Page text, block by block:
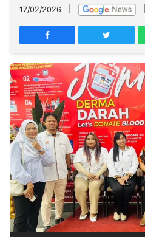
PT
TREETAN
MULTIMEDIA
INDONESIA
Partner
Insight
NTB
Suara
Time
Lens
IDN
Daily
Jogja
Jalan
Rakyat
Idealita
News
Kita
Notice
Dinamikapost.com
Radar
Baru
Seedbacklink
Follow
Kabarbaru
17/02/2026